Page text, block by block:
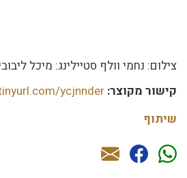
צילום: נחמי וולף סטיילינג: מיכל
קישור מקוצר:ycjnnder
שיתוף